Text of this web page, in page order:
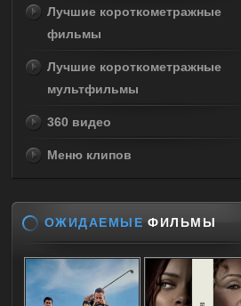
Лучшие короткометражные
фильмы
Лучшие короткометражные
мультфильмы
360 видео
Меню клипов
ОЖИДАЕМЫЕ ФИЛЬМЫ